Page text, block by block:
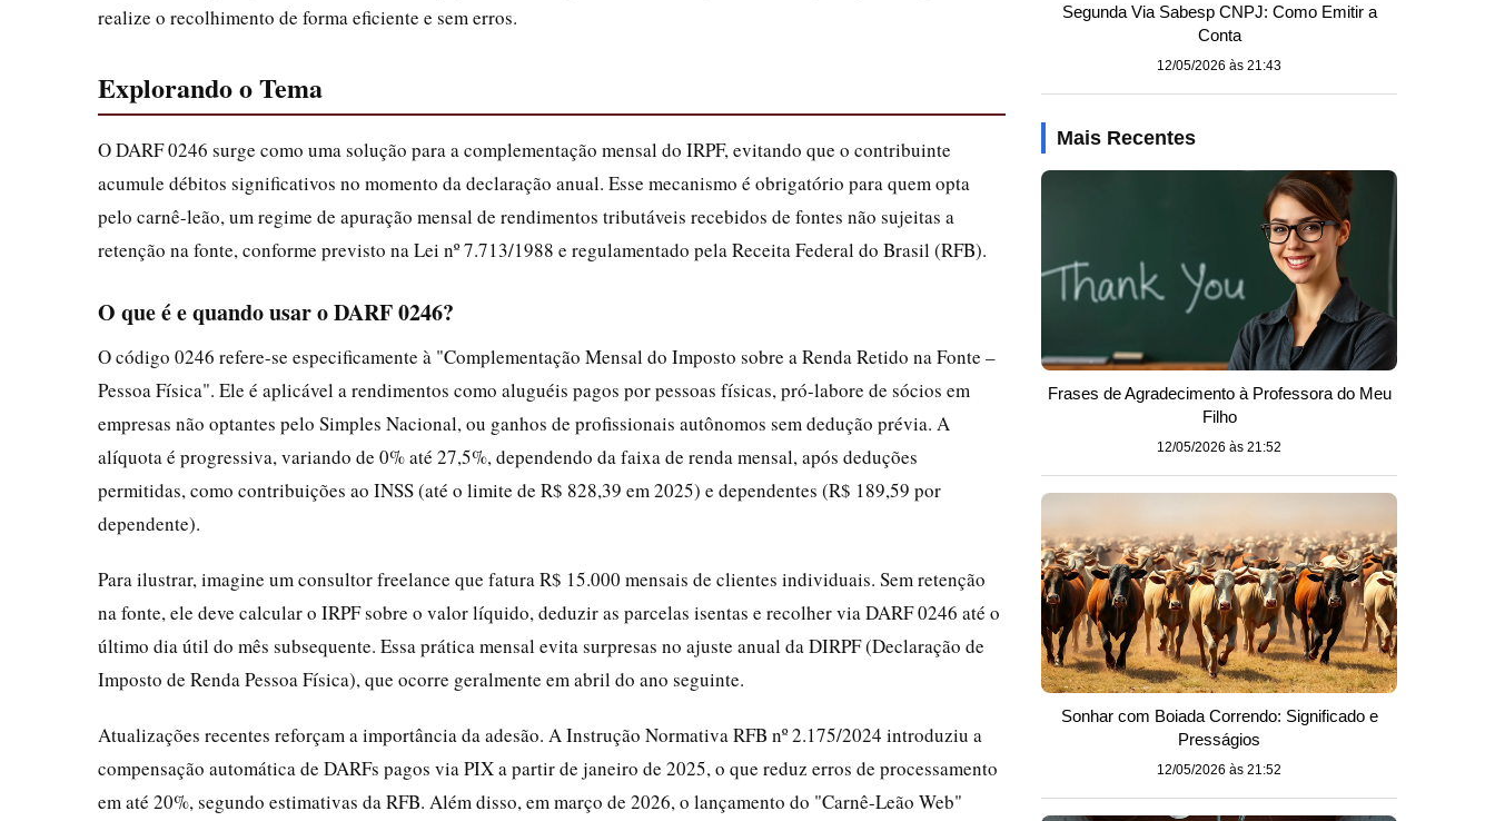
realize o recolhimento de forma eficiente e sem erros.
Explorando o Tema
O DARF 0246 surge como uma solução para a complementação mensal do IRPF, evitando que o contribuinte
acumule débitos significativos no momento da declaração anual. Esse mecanismo é obrigatório para quem opta
pelo carnê-leão, um regime de apuração mensal de rendimentos tributáveis recebidos de fontes não sujeitas a
retenção na fonte, conforme previsto na Lei nº 7.713/1988 e regulamentado pela Receita Federal do Brasil (RFB).
O que é e quando usar o DARF 0246?
O código 0246 refere-se especificamente à "Complementação Mensal do Imposto sobre a Renda Retido na Fonte –
Pessoa Física". Ele é aplicável a rendimentos como aluguéis pagos por pessoas físicas, pró-labore de sócios em
empresas não optantes pelo Simples Nacional, ou ganhos de profissionais autônomos sem dedução prévia. A
alíquota é progressiva, variando de 0% até 27,5%, dependendo da faixa de renda mensal, após deduções
permitidas, como contribuições ao INSS (até o limite de R$ 828,39 em 2025) e dependentes (R$ 189,59 por
dependente).
Para ilustrar, imagine um consultor freelance que fatura R$ 15.000 mensais de clientes individuais. Sem retenção
na fonte, ele deve calcular o IRPF sobre o valor líquido, deduzir as parcelas isentas e recolher via DARF 0246 até o
último dia útil do mês subsequente. Essa prática mensal evita surpresas no ajuste anual da DIRPF (Declaração de
Imposto de Renda Pessoa Física), que ocorre geralmente em abril do ano seguinte.
Atualizações recentes reforçam a importância da adesão. A Instrução Normativa RFB nº 2.175/2024 introduziu a
compensação automática de DARFs pagos via PIX a partir de janeiro de 2025, o que reduz erros de processamento
em até 20%, segundo estimativas da RFB. Além disso, em março de 2026, o lançamento do "Carnê-Leão Web"
Segunda Via Sabesp CNPJ: Como Emitir a
Conta
12/05/2026 às 21:43
Mais Recentes
Frases de Agradecimento à Professora do Meu
Filho
12/05/2026 às 21:52
Sonhar com Boiada Correndo: Significado e
Presságios
12/05/2026 às 21:52